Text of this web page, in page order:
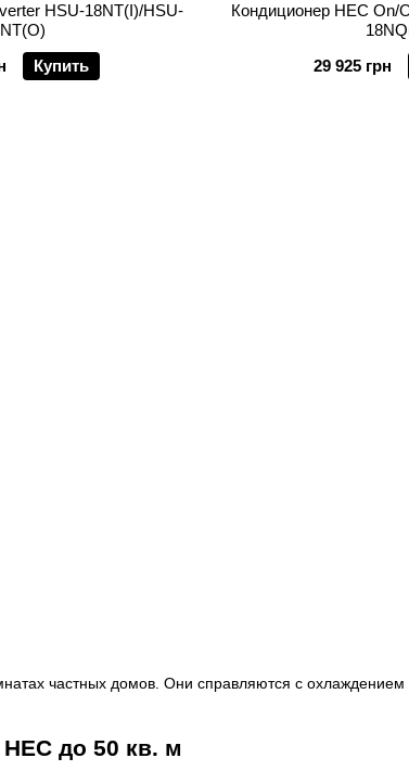
частных домов. Они справляются с
до 50 кв. м
HSU-18NT(I)/HSU-
Купить
Кондиционер HEC On/
29 925 грн